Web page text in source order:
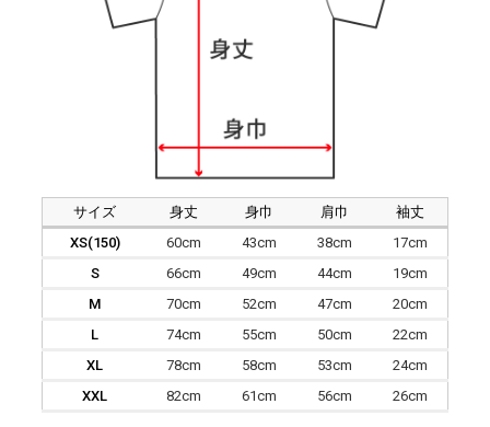
サイズ 身丈 身巾 肩巾
袖丈
XS(150)
60cm 43cm 38cm
17cm
S
66cm 49cm 44cm
19cm
M
70cm 52cm 47cm
20cm
L
74cm 55cm 50cm
22cm
XL
78cm 58cm 53cm
24cm
XXL
82cm 61cm 56cm 26cm